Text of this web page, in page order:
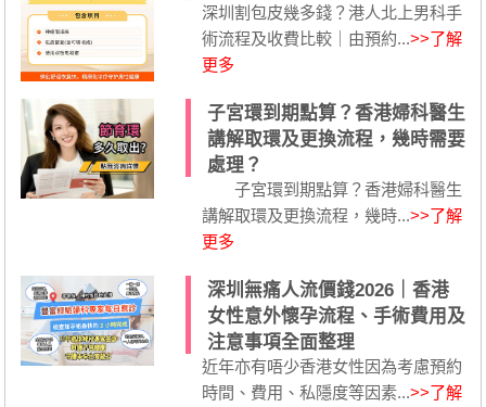
深圳割包皮幾多錢？港人北上男科手
術流程及收費比較｜由預約...>>了解
更多
子宮環到期點算？香港婦科醫生
講解取環及更換流程，幾時需要
處理？
子宮環到期點算？香港婦科醫生
講解取環及更換流程，幾時...>>了解
更多
深圳無痛人流價錢2026｜香港
女性意外懷孕流程、手術費用及
注意事項全面整理
近年亦有唔少香港女性因為考慮預約
時間、費用、私隱度等因素...>>了解